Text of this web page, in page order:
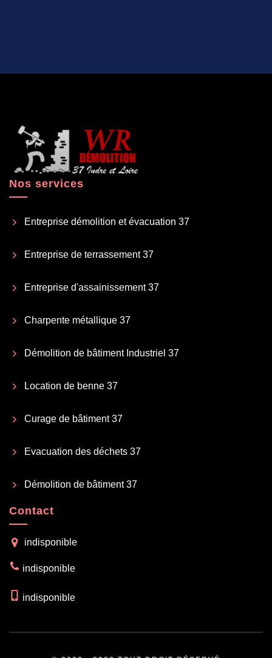
Nos services
Entreprise démolition et évacuation 37
Entreprise de terrassement 37
Entreprise d'assainissement 37
Charpente métallique 37
Démolition de bâtiment Industriel 37
Location de benne 37
Curage de bâtiment 37
Evacuation des déchets 37
Démolition de bâtiment 37
Contact
indisponible
indisponible
indisponible